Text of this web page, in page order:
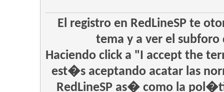
El registro en RedLineSP te
tema y a ver el subforo
Haciendo click a "I accept the
est�s aceptando acatar las
RedLineSP as� como la